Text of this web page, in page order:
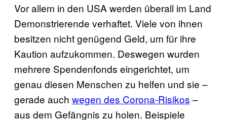
Vor allem in den USA werden überall im Land
Demonstrierende verhaftet. Viele von ihnen
besitzen nicht genügend Geld, um für ihre
Kaution aufzukommen. Deswegen wurden
mehrere Spendenfonds eingerichtet, um
genau diesen Menschen zu helfen und sie –
gerade auch wegen des Corona-Risikos –
aus dem Gefängnis zu holen. Beispiele